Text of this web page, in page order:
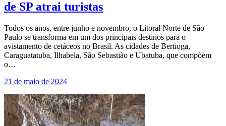
de SP atrai turistas
Todos os anos, entre junho e novembro, o Litoral Norte de São
Paulo se transforma em um dos principais destinos para o
avistamento de cetáceos no Brasil. As cidades de Bertioga,
Caraguatatuba, Ilhabela, São Sebastião e Ubatuba, que compõem
o…
21 de maio de 2024